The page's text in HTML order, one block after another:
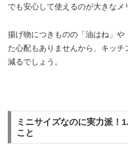
でも安心して使えるのが大きなメ
揚げ物につきものの「油はね」や
た心配もありませんから、キッチ
減るでしょう。
ミニサイズなのに実力派！
こと